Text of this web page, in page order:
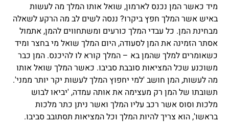
מיד כאשר המן נכנס לארמון, שואל אותו המלך מה לעשות
באיש אשר המלך חפץ ביקרו? ננסה לשים לב מה הרקע לשאלה
מבחינת המן. כל עבדי המלך כורעים ומשתחווים להמן, אתמול
אסתר הזמינה את המן לסעודה, היום המלך שואל מי בחצר ומיד
כשאומרים למלך שהמן בא – המלך קורא לו להיכנס. המן כבר
משוכנע שכל המציאות סובבת סביבו. כאשר המלך שואל אותו
מה לעשות, המן חושב 'למי יחפוץ המלך לעשות יקר יותר ממני'.
תשובתו של המן רק מעצימה את אותה עמדה, 'יביאו לבוש
מלכות וסוס אשר רכב עליו המלך ואשר ניתן כתר מלכות
בראשו', הוא צריך להיות המלך וכל המציאות תסתובב סביבו.